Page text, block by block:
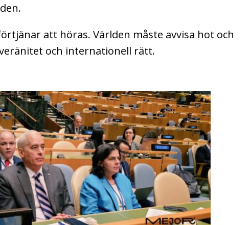
att höras. Världen måste avvisa hot och
och internationell rätt.